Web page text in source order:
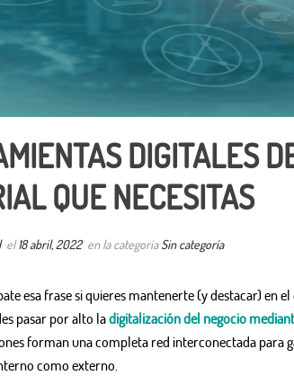
DIGITALES
QUE NECESITAS
el18 abril, 2022 en la categoríaSin categoría
esa frase si quieres mantenerte (y destacar) en
pasar por alto ladigitalización del negocio
forman una completa red interconectada para
como externo.